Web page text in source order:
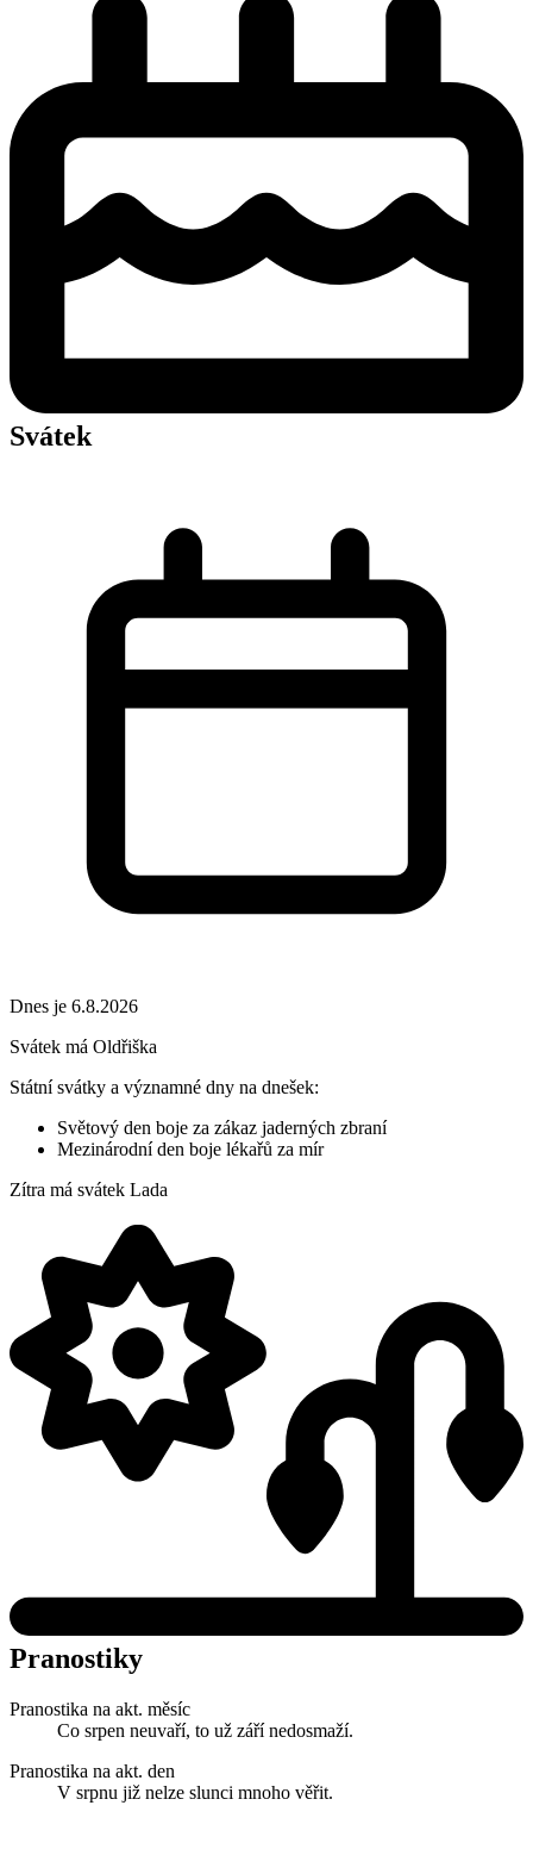
Svátek
Dnes je 6.8.2026
Svátek má Oldřiška
Státní svátky a významné dny na dnešek:
Světový den boje za zákaz jaderných zbraní
Mezinárodní den boje lékařů za mír
Zítra má svátek Lada
Pranostiky
Pranostika na akt. měsíc
Co srpen neuvaří, to už září nedosmaží.
Pranostika na akt. den
V srpnu již nelze slunci mnoho věřit.